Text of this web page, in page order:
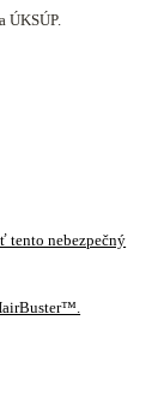
ÚKSÚP.
tento nebezpečný